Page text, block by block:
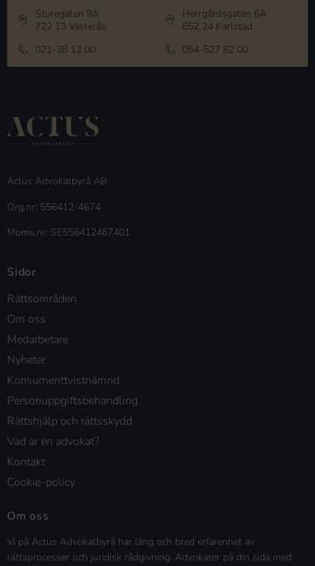
Sturegatan 9A
722 13 Västerås
021-38 12 00
Herrgårdsgatan 6A
652 24 Karlstad
054-527 82 00
Actus Advokatbyrå AB
Org.nr: 556412-4674
Moms.nr: SE556412467401
Sidor
Rättsområden
Om oss
Medarbetare
Nyheter
Konsumenttvistnämnd
Personuppgiftsbehandling
Rättshjälp och rättsskydd
Vad är en advokat?
Kontakt
Cookie-policy
Om oss
Vi på Actus Advokatbyrå har lång och bred erfarenhet av
rättsprocesser och juridisk rådgivning. Advokater på din sida med